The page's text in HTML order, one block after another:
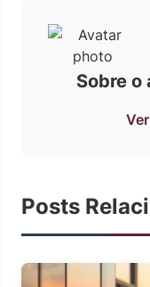
Sobre o
Posts